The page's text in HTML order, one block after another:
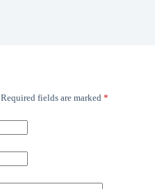
Required fields are marked *